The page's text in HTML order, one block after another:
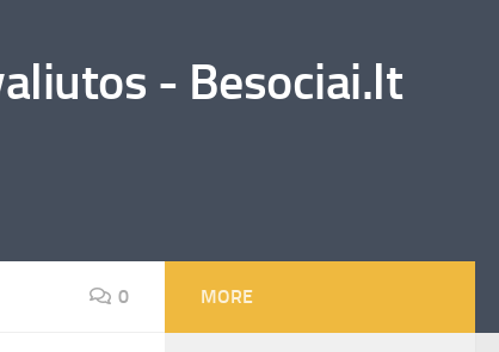
- Besociai.lt
0 MORE